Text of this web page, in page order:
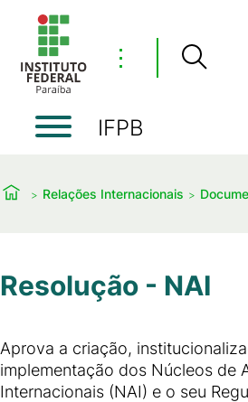
⋮
IFPB
Relações Internacionais
Resolução - NAI
Aprova a criação,
implementação dos Núcleos de
Internacionais (NAI) e o seu